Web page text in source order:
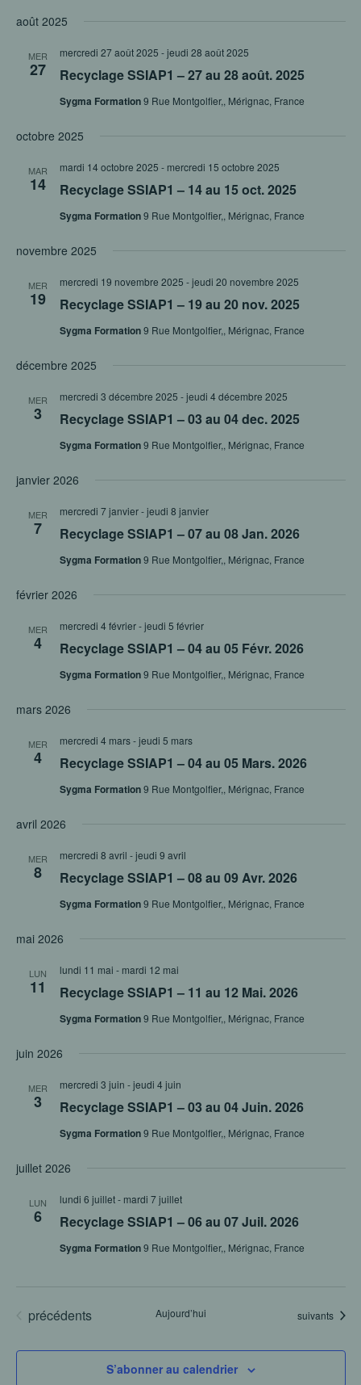
date.
août 2025
MER
27 Recyclage SSIAP1 – 27 au 28 août. 2025
mercredi 27 août 2025 -jeudi 28 août 2025
Sygma Formation9 Rue Montgolfier,, Mérignac, France
octobre 2025
MAR
14 Recyclage SSIAP1 – 14 au 15 oct. 2025
mardi 14 octobre 2025 - mercredi 15 octobre 2025
Sygma Formation9 Rue Montgolfier,, Mérignac, France
novembre 2025
MER
19 Recyclage SSIAP1 – 19 au 20 nov. 2025
mercredi 19 novembre 2025 -jeudi 20 novembre 2025
Sygma Formation9 Rue Montgolfier,, Mérignac, France
décembre 2025
MER
3 Recyclage SSIAP1 – 03 au 04 dec. 2025
mercredi 3 décembre 2025 -jeudi 4 décembre 2025
Sygma Formation9 Rue Montgolfier,, Mérignac, France
janvier 2026
MER
7 Recyclage SSIAP1 – 07 au 08 Jan. 2026
mercredi 7 janvier-jeudi 8 janvier
Sygma Formation9 Rue Montgolfier,, Mérignac, France
février 2026
MER
4 Recyclage SSIAP1 – 04 au 05 Févr. 2026
mercredi 4 février-jeudi 5 février
Sygma Formation9 Rue Montgolfier,, Mérignac, France
mars 2026
MER
4 Recyclage SSIAP1 – 04 au 05 Mars. 2026
mercredi 4 mars-jeudi 5 mars
Sygma Formation9 Rue Montgolfier,, Mérignac, France
avril 2026
MER
8 Recyclage SSIAP1 – 08 au 09 Avr. 2026
mercredi 8 avril -jeudi 9 avril
Sygma Formation9 Rue Montgolfier,, Mérignac, France
mai 2026
LUN
11 Recyclage SSIAP1 – 11 au 12 Mai. 2026
lundi 11 mai - mardi 12 mai
Sygma Formation9 Rue Montgolfier,, Mérignac, France
juin 2026
MER
3 Recyclage SSIAP1 – 03 au 04 Juin. 2026
mercredi 3 juin -jeudi 4 juin
Sygma Formation9 Rue Montgolfier,, Mérignac, France
juillet 2026
LUN
6 Recyclage SSIAP1 – 06 au 07 Juil. 2026
lundi 6 juillet- mardi 7 juillet
Sygma Formation9 Rue Montgolfier,, Mérignac, France
Évènements
précédents Aujourd’hui Évènements
suivants
S’abonner au calendrier